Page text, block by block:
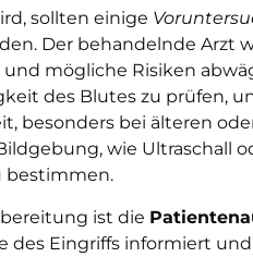
sollten einige
Der behandelnde Arzt
mögliche Risiken
des Blutes zu prüfen,
besonders bei älteren
wie Ultraschall
bestimmen.
ist die
des Eingriffs informiert